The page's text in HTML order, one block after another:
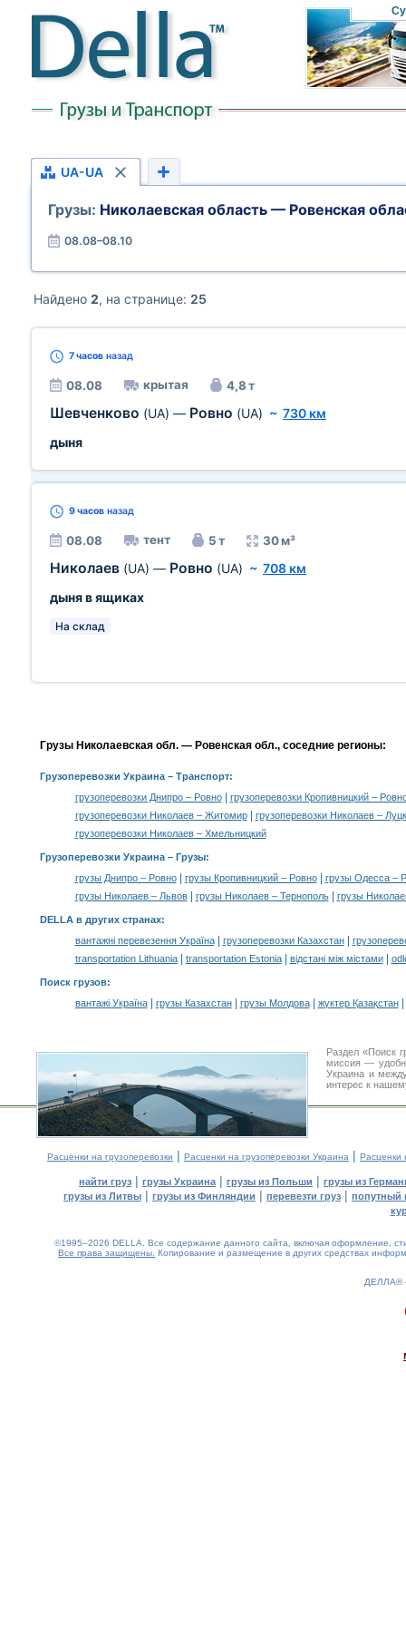
UA-UA
Грузы: Николаевская область — Ровенская
08.08–08.10
Найдено 2, на странице: 25
7 часов назад
08.08 крытая 4,8 т
Шевченково (UA) — Ровно (UA) ~ 730 км
дыня
9 часов назад
08.08 тент 5 т 30 м³
Николаев (UA) — Ровно (UA) ~ 708 км
дыня в ящиках
На склад
Грузы Николаевская обл. — Ровенская обл., соседние регионы:
Грузоперевозки Украина– Транспорт:
грузоперевозки Днипро – Ровно|
грузоперевозки Кропивницкий –
грузоперевозки Николаев – Житомир|
грузоперевозки Николаев – Луцк
грузоперевозки Николаев – Хмельницкий
Грузоперевозки Украина – Грузы:
грузы Днипро – Ровно| грузы Кропивницкий – Ровно|
грузы Одесса –
грузы Николаев – Львов| грузы Николаев – Тернополь| грузы
DELLA в других странах:
вантажні перевезення Україна| грузоперевозки Казахстан|
transportation Lithuania| transportation Estonia| відстані між містами|
Поиск грузов:
вантажі Україна| грузы Казахстан| грузы Молдова| жүктер Қазақстан|
Раздел «Поиск
миссия —
Украина и
интерес к
Расценки на грузоперевозки | Расценки на грузоперевозки Украина | Расценки
найти груз | грузы Украина | грузы из Польши | грузы из
грузы из Литвы | грузы из Финляндии | перевезти груз | попутный
©1995–2026 DELLA. Все содержание данного сайта, включая оформление,
Все права защищены. Копирование и размещение в других средствах